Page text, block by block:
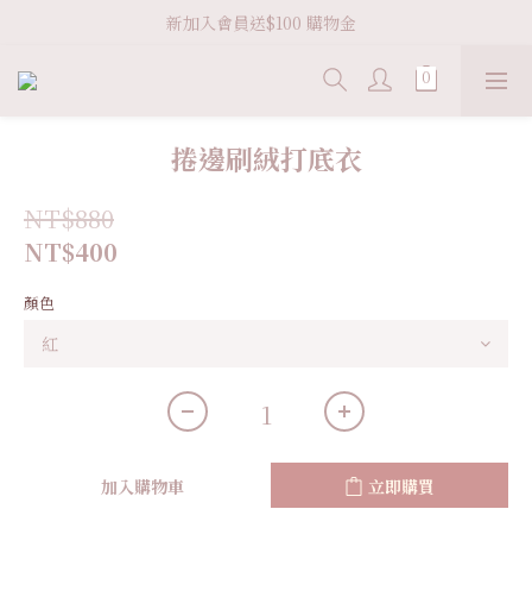
Welcome VHS.co
新加入會員送$100 購物金
捲邊刷絨打底衣
NT$880
NT$400
顏色
加入購物車 立即購買